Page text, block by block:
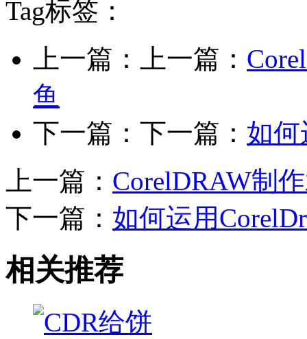
Tag标签：
上一篇：上一篇：
鱼
下一篇：下一篇： 如何
上一篇： CorelDRAW制
下一篇： 如何运用
相关推荐